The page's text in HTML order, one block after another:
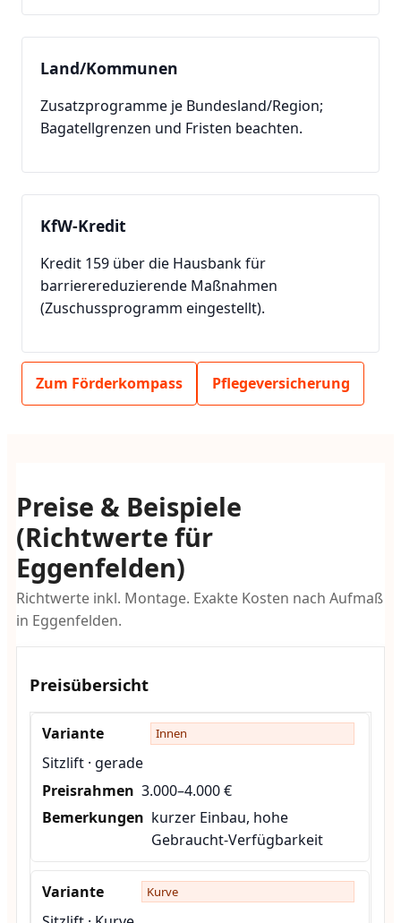
Land/Kommunen
Zusatzprogramme je Bundesland/Region;
Bagatellgrenzen und Fristen beachten.
KfW-Kredit
Kredit 159 über die Hausbank für
barrierereduzierende Maßnahmen
(Zuschussprogramm eingestellt).
Zum Förderkompass Pflegeversicherung
Preise & Beispiele
(Richtwerte für
Eggenfelden)
Richtwerte inkl. Montage. Exakte Kosten nach Aufmaß
in Eggenfelden.
Preisübersicht
Innen
Sitzlift · gerade
3.000–4.000 €
kurzer Einbau, hohe
Gebraucht-Verfügbarkeit
Kurve